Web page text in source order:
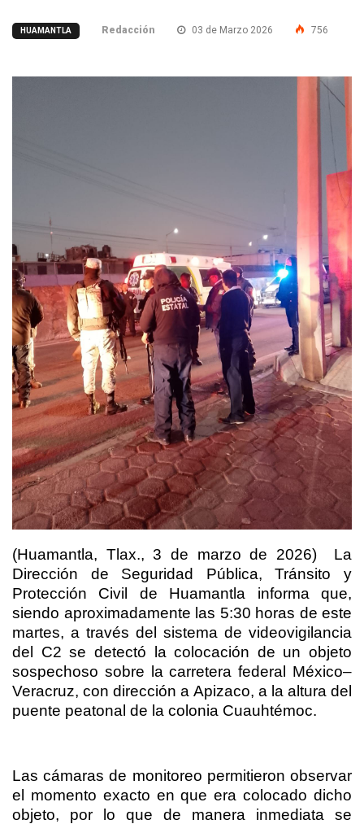
HUAMANTLA Redacción 03 de Marzo 2026 756
(Huamantla, Tlax., 3 de marzo de 2026) La
Dirección de Seguridad Pública, Tránsito y
Protección Civil de Huamantla informa que,
siendo aproximadamente las 5:30 horas de este
martes, a través del sistema de videovigilancia
del C2 se detectó la colocación de un objeto
sospechoso sobre la carretera federal México–
Veracruz, con dirección a Apizaco, a la altura del
puente peatonal de la colonia Cuauhtémoc.
Las cámaras de monitoreo permitieron observar
el momento exacto en que era colocado dicho
objeto, por lo que de manera inmediata se